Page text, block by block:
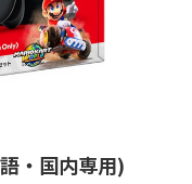
・国内専用)